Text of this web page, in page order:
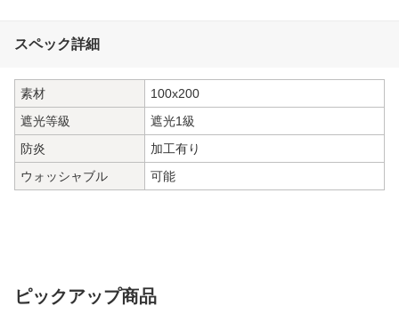
スペック詳細
素材
100x200
遮光等級
遮光1級
防炎
加工有り
ウォッシャブル
可能
ピックアップ商品